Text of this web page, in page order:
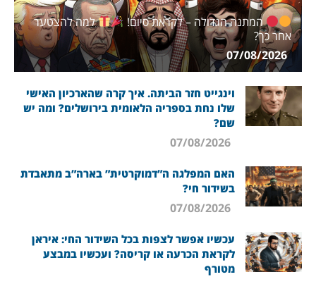
המתנה הגדולה – לקראת סיום!
למה להצטער
אחר כך?
07/08/2026
וינגייט חזר הביתה. איך קרה שהארכיון האישי
שלו נחת בספריה הלאומית בירושלים? ומה יש
שם?
האם המפלגה ה”דמוקרטית” בארה”ב מתאבדת
בשידור חי?
עכשיו אפשר לצפות בכל השידור החי: איראן
לקראת הכרעה או קריסה? ועכשיו במבצע
מטורף